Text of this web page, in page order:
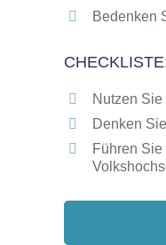
Bedenken
Nutzen
Denken
Führen